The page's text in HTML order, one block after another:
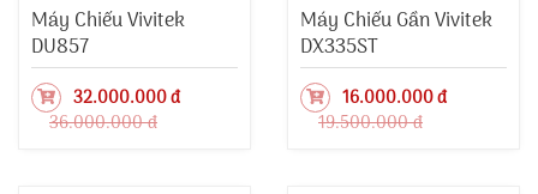
Máy Chiếu Vivitek
DU857
32.000.000 đ
36.000.000 đ
Máy Chiếu Gần Vivitek
DX335ST
16.000.000 đ
19.500.000 đ